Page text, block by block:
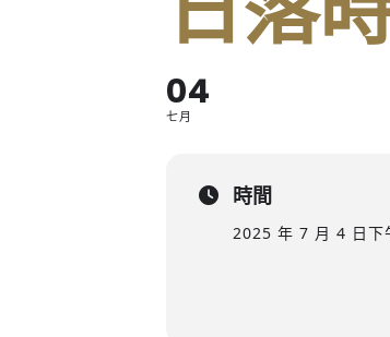
04
七月
時間
2025 年 7 月 4 日下